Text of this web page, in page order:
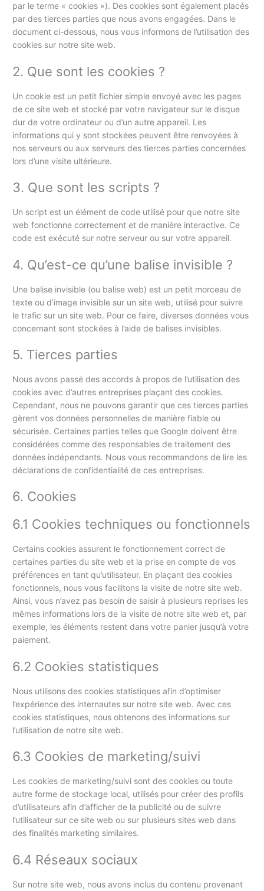
par le terme « cookies »). Des cookies sont également placés
par des tierces parties que nous avons engagées. Dans le
document ci-dessous, nous vous informons de l’utilisation des
cookies sur notre site web.
2. Que sont les cookies ?
Un cookie est un petit fichier simple envoyé avec les pages
de ce site web et stocké par votre navigateur sur le disque
dur de votre ordinateur ou d’un autre appareil. Les
informations qui y sont stockées peuvent être renvoyées à
nos serveurs ou aux serveurs des tierces parties concernées
lors d’une visite ultérieure.
3. Que sont les scripts ?
Un script est un élément de code utilisé pour que notre site
web fonctionne correctement et de manière interactive. Ce
code est exécuté sur notre serveur ou sur votre appareil.
4. Qu’est-ce qu’une balise invisible ?
Une balise invisible (ou balise web) est un petit morceau de
texte ou d’image invisible sur un site web, utilisé pour suivre
le trafic sur un site web. Pour ce faire, diverses données vous
concernant sont stockées à l’aide de balises invisibles.
5. Tierces parties
Nous avons passé des accords à propos de l’utilisation des
cookies avec d’autres entreprises plaçant des cookies.
Cependant, nous ne pouvons garantir que ces tierces parties
gèrent vos données personnelles de manière fiable ou
sécurisée. Certaines parties telles que Google doivent être
considérées comme des responsables de traitement des
données indépendants. Nous vous recommandons de lire les
déclarations de confidentialité de ces entreprises.
6. Cookies
6.1 Cookies techniques ou fonctionnels
Certains cookies assurent le fonctionnement correct de
certaines parties du site web et la prise en compte de vos
préférences en tant qu’utilisateur. En plaçant des cookies
fonctionnels, nous vous facilitons la visite de notre site web.
Ainsi, vous n’avez pas besoin de saisir à plusieurs reprises les
mêmes informations lors de la visite de notre site web et, par
exemple, les éléments restent dans votre panier jusqu’à votre
paiement.
6.2 Cookies statistiques
Nous utilisons des cookies statistiques afin d’optimiser
l’expérience des internautes sur notre site web. Avec ces
cookies statistiques, nous obtenons des informations sur
l’utilisation de notre site web.
6.3 Cookies de marketing/suivi
Les cookies de marketing/suivi sont des cookies ou toute
autre forme de stockage local, utilisés pour créer des profils
d’utilisateurs afin d’afficher de la publicité ou de suivre
l’utilisateur sur ce site web ou sur plusieurs sites web dans
des finalités marketing similaires.
6.4 Réseaux sociaux
Sur notre site web, nous avons inclus du contenu provenant